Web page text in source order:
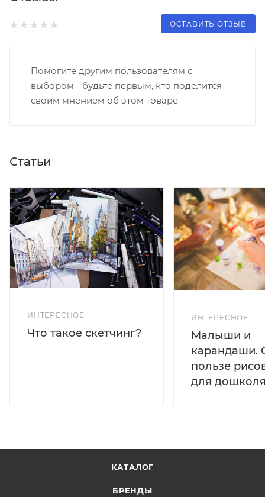
ОСТАВИТЬ ОТЗЫВ
Помогите другим пользователям с
выбором - будьте первым, кто поделится
своим мнением об этом товаре
Статьи
ИНТЕРЕСНОЕ
Что такое скетчинг?
ИНТЕРЕСНОЕ
Малыши и
карандаши.
пользе
для
КАТАЛОГ
БРЕНДЫ